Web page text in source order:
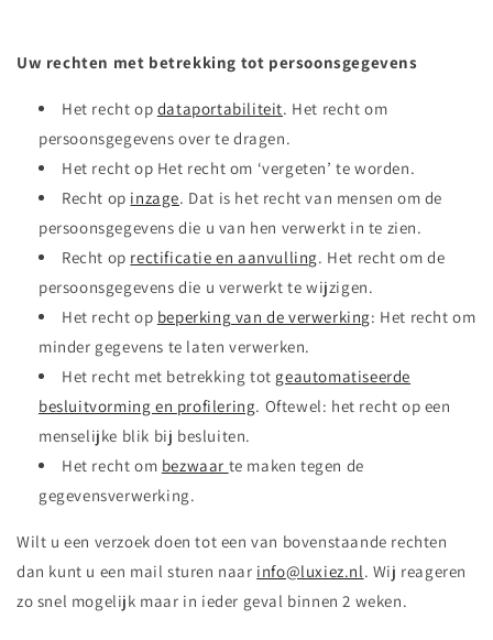
Uw rechten met betrekking tot persoonsgegevens
Het recht op dataportabiliteit. Het recht om
persoonsgegevens over te dragen.
Het recht op Het recht om ‘vergeten’ te worden.
Recht op inzage. Dat is het recht van mensen om de
persoonsgegevens die u van hen verwerkt in te zien.
Recht op rectificatie en aanvulling. Het recht om de
persoonsgegevens die u verwerkt te wijzigen.
Het recht op beperking van de verwerking: Het recht om
minder gegevens te laten verwerken.
Het recht met betrekking tot geautomatiseerde
besluitvorming en profilering. Oftewel: het recht op een
menselijke blik bij besluiten.
Het recht om bezwaar te maken tegen de
gegevensverwerking.
Wilt u een verzoek doen tot een van bovenstaande rechten
dan kunt u een mail sturen naar info@luxiez.nl. Wij reageren
zo snel mogelijk maar in ieder geval binnen 2 weken.